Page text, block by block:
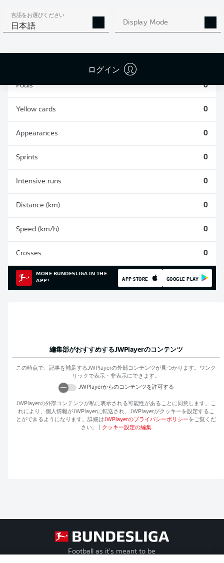
言語をお選びください
日本語 Display Mode
ログイン
TACKLES WON
Fouls 0
Yellow cards 0
Appearances 0
Sprints 0
Intensive runs 0
Distance (km) 0
Speed (km/h) 0
Crosses 0
MORE BUNDESLIGA IN THE
APP!
APP STORE GOOGLE PLAY
編集部がおすすめするJWPlayerのコンテンツ
この時点で、記事を補足するJWPlayerの外部コンテンツが見つかります。ワンク
リックで表示・非表示にできます。
JWPlayerからのコンテンツを許可する
JWPlayerの外部コンテンツが私に表示される可能性があることに同意します。こ
れにより、個人情報がJWPlayerに転送され、 JWPlayerがクッキーを設定するこ
とができるようになります。詳細はJWPlayerのプライバシーポリシーをご覧くだ
さい。
クッキー設定の編集
Football as it's meant to be